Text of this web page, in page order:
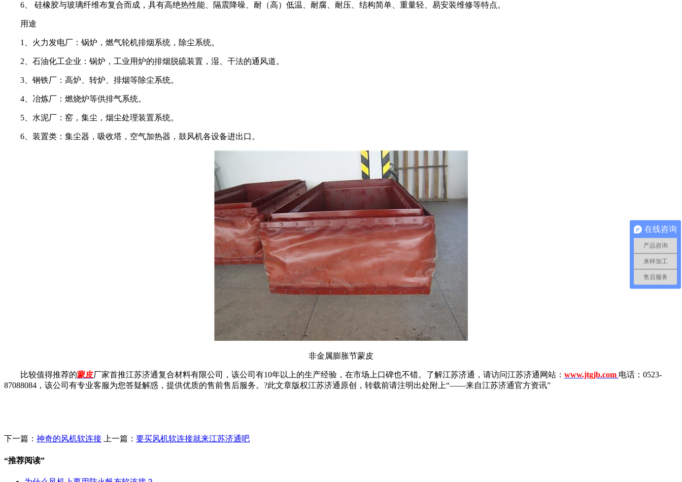
6、 硅橡胶与玻璃纤维布复合而成，具有高绝热性能、隔震降噪、耐（高）低温、耐腐、耐压、结构简单、重量轻、易安装维修等特点。
用途
1、火力发电厂：锅炉，燃气轮机排烟系统，除尘系统。
2、石油化工企业：锅炉，工业用炉的排烟脱硫装置，湿、干法的通风道。
3、钢铁厂：高炉、转炉、排烟等除尘系统。
4、冶炼厂：燃烧炉等供排气系统。
5、水泥厂：窑，集尘，烟尘处理装置系统。
6、装置类：集尘器，吸收塔，空气加热器，鼓风机各设备进出口。
非金属膨胀节蒙皮
比较值得推荐的蒙皮厂家首推江苏济通复合材料有限公司，该公司有10年以上的生产经验，在市场上口碑也不错。了解江苏济通，请访问江苏济通网站： www.jtgjb.com 电话：0523-
87088084，该公司有专业客服为您答疑解惑，提供优质的售前售后服务。?此文章版权江苏济通原创，转载前请注明出处附上“——来自江苏济通官方资讯”
下一篇： 神奇的风机软连接 上一篇： 要买风机软连接就来江苏济通吧
“推荐阅读”
在线咨询
产品咨询
来样加工
售后服务